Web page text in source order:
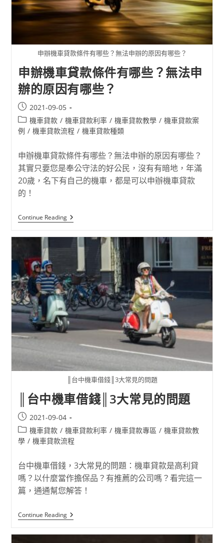
申辦機車貸款條件有哪些？無法申辦的原因有哪些？
申辦機車貸款條件有哪些？無法申
辦的原因有哪些？
2021-09-05
機車貸款 / 機車貸款利率 / 機車貸款教學 / 機車貸款案
例 / 機車貸款流程 / 機車貸款種類
申辦機車貸款條件有哪些？無法申辦的原因有哪些？
其實只要您是奉公守法的好公民，沒有有暗地，年滿
20歲，名下有自己的機車，都是可以申辦機車貸款
的！
Continue Reading
║台中機車借錢║3大常見的問題
║台中機車借錢║3大常見的問題
2021-09-04
機車貸款 / 機車貸款利率 / 機車貸款專區 / 機車貸款教
學 / 機車貸款流程
台中機車借錢，3大常見的問題：機車貸款是高利貸
嗎？以什麼當作擔保品？有推薦的公司嗎？看完這一
篇，通通幫您解答！
Continue Reading